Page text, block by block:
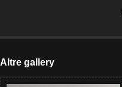
Altre gallery